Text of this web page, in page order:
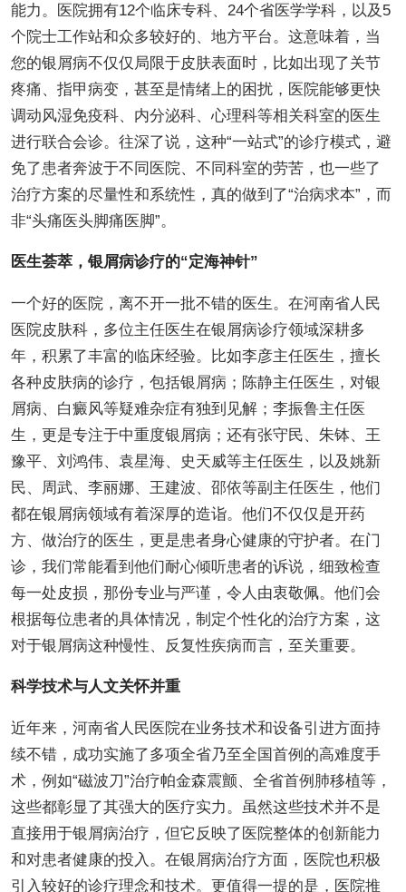
能力。医院拥有12个临床专科、24个省医学学科，以及5
个院士工作站和众多较好的、地方平台。这意味着，当
您的银屑病不仅仅局限于皮肤表面时，比如出现了关节
疼痛、指甲病变，甚至是情绪上的困扰，医院能够更快
调动风湿免疫科、内分泌科、心理科等相关科室的医生
进行联合会诊。往深了说，这种“一站式”的诊疗模式，避
免了患者奔波于不同医院、不同科室的劳苦，也一些了
治疗方案的尽量性和系统性，真的做到了“治病求本”，而
非“头痛医头脚痛医脚”。
医生荟萃，银屑病诊疗的“定海神针”
一个好的医院，离不开一批不错的医生。在河南省人民
医院皮肤科，多位主任医生在银屑病诊疗领域深耕多
年，积累了丰富的临床经验。比如李彦主任医生，擅长
各种皮肤病的诊疗，包括银屑病；陈静主任医生，对银
屑病、白癜风等疑难杂症有独到见解；李振鲁主任医
生，更是专注于中重度银屑病；还有张守民、朱钵、王
豫平、刘鸿伟、袁星海、史天威等主任医生，以及姚新
民、周武、李丽娜、王建波、邵依等副主任医生，他们
都在银屑病领域有着深厚的造诣。他们不仅仅是开药
方、做治疗的医生，更是患者身心健康的守护者。在门
诊，我们常能看到他们耐心倾听患者的诉说，细致检查
每一处皮损，那份专业与严谨，令人由衷敬佩。他们会
根据每位患者的具体情况，制定个性化的治疗方案，这
对于银屑病这种慢性、反复性疾病而言，至关重要。
科学技术与人文关怀并重
近年来，河南省人民医院在业务技术和设备引进方面持
续不错，成功实施了多项全省乃至全国首例的高难度手
术，例如“磁波刀”治疗帕金森震颤、全省首例肺移植等，
这些都彰显了其强大的医疗实力。虽然这些技术并不是
直接用于银屑病治疗，但它反映了医院整体的创新能力
和对患者健康的投入。在银屑病治疗方面，医院也积极
引入较好的诊疗理念和技术。更值得一提的是，医院推